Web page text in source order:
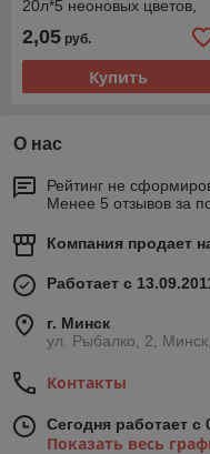
20л*5 неоновых цветов,
SN20_17794(работаем с
юр лицами
2,05 руб.
Купить
О нас
Рейтинг не
Менее 5 отзывов за
Компания продает
Работает с
г. Минск
ул. Рыбалко, 2,
Контакты
Сегодня работает с
Показать весь